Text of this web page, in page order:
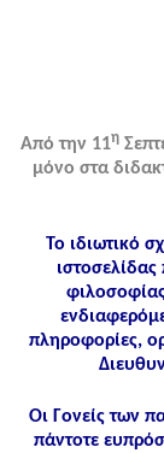
Από την 11η
μόνο στα
Το ιδιωτικό
πληροφορίες,
Οι Γονείς των
πάντοτε